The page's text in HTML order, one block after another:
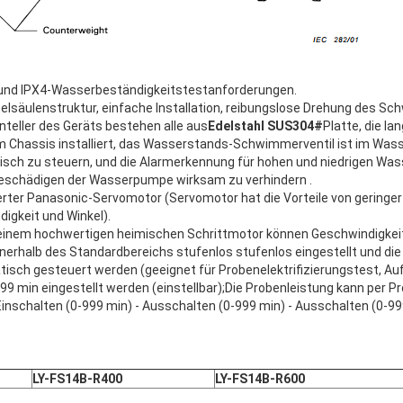
IPX4-Wasserbeständigkeitstestanforderungen.
einfache Installation, reibungslose Drehung des
des Geräts bestehen alle aus Edelstahl SUS304#Platte, die
Chassis installiert, das Wasserstands-Schwimmerventil ist im
zu steuern, und die Alarmerkennung für hohen und niedrigen
der Wasserpumpe wirksam zu verhindern .
Panasonic-Servomotor (Servomotor hat die Vorteile von
und Winkel).
hochwertigen heimischen Schrittmotor können
des Standardbereichs stufenlos stufenlos eingestellt und
gesteuert werden (geeignet für Probenelektrifizierungstest,
min eingestellt werden (einstellbar);Die Probenleistung kann per
(0-999 min) - Ausschalten (0-999 min) - Ausschalten (0-
LY- FS14B-R400 LY- FS14B-R600